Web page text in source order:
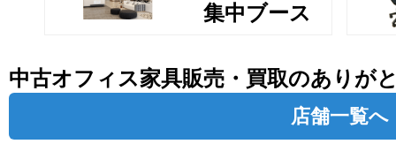
集中ブース
中古オフィス家具販売・買取のありが
店舗一覧へ